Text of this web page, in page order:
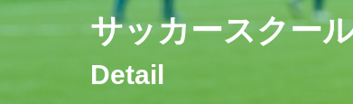
サッカースクー
Detail